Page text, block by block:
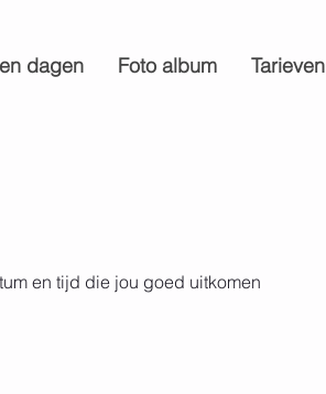
dagen Foto album Tarieven
en tijd die jou goed uitkomen